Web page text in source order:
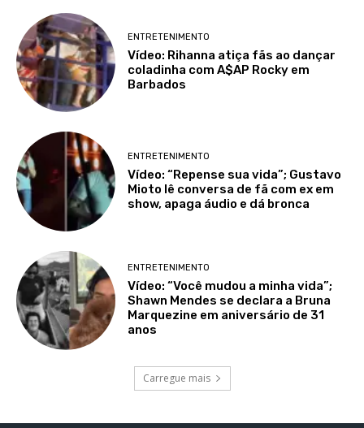
ENTRETENIMENTO
Vídeo: Rihanna atiça fãs ao dançar
coladinha com A$AP Rocky em
Barbados
ENTRETENIMENTO
Vídeo: “Repense sua vida”; Gustavo
Mioto lê conversa de fã com ex em
show, apaga áudio e dá bronca
ENTRETENIMENTO
Vídeo: “Você mudou a minha vida”;
Shawn Mendes se declara a Bruna
Marquezine em aniversário de 31
anos
Carregue mais